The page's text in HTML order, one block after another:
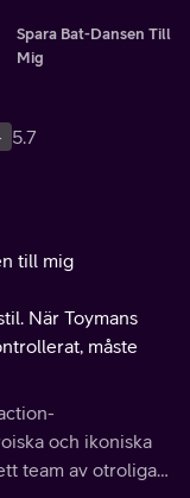
Spara Bat-Dansen Till
Mig
5.7
till mig
När Toymans
måste
och ikoniska
team av otroliga